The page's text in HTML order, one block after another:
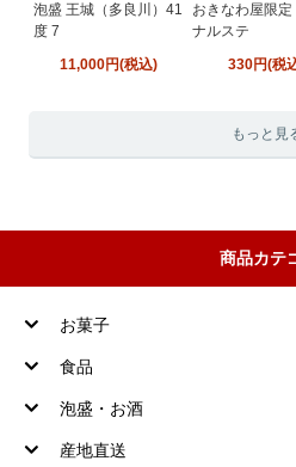
泡盛 王城（多良川）41
度 7
11,000円(税込)
おきなわ屋限定
ナルステ
330円(税
もっと見
商品カテ
お菓子
食品
泡盛・お酒
産地直送